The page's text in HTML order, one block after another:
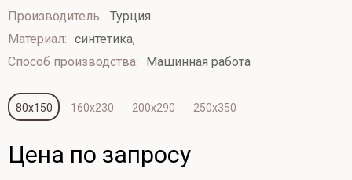
0
5
Производитель: Турция
Материал: синтетика,
Способ производства:
Машинная работа
80x150 160x230 200x290 250x350
Цена по запросу